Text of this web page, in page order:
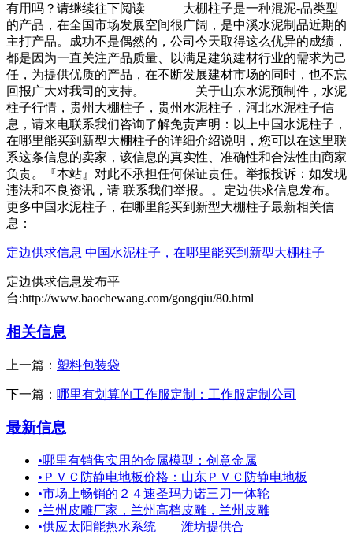
有用吗？请继续往下阅读 大棚柱子是一种混泥-品类型
的产品，在全国市场发展空间很广阔，是中溪水泥制品近期的
主打产品。成功不是偶然的，公司今天取得这么优异的成绩，
都是因为一直关注产品质量、以满足建筑建材行业的需求为己
任，为提供优质的产品，在不断发展建材市场的同时，也不忘
回报广大对我司的支持。 关于山东水泥预制件，水泥
柱子行情，贵州大棚柱子，贵州水泥柱子，河北水泥柱子信
息，请来电联系我们咨询了解免责声明：以上中国水泥柱子，
在哪里能买到新型大棚柱子的详细介绍说明，您可以在这里联
系这条信息的卖家，该信息的真实性、准确性和合法性由商家
负责。『本站』对此不承担任何保证责任。举报投诉：如发现
违法和不良资讯，请 联系我们举报。。定边供求信息发布。
更多中国水泥柱子，在哪里能买到新型大棚柱子最新相关信
息：
定边供求信息 中国水泥柱子，在哪里能买到新型大棚柱子
定边供求信息发布平
台:http://www.baochewang.com/gongqiu/80.html
相关信息
上一篇： 塑料包装袋
下一篇： 哪里有划算的工作服定制：工作服定制公司
最新信息
•哪里有销售实用的金属模型：创意金属
• ＰＶＣ防静电地板价格：山东ＰＶＣ防静电地板
•市场上畅销的２４速圣玛力诺三刀一体轮
•兰州皮雕厂家，兰州高档皮雕，兰州皮雕
•供应太阳能热水系统——潍坊提供合